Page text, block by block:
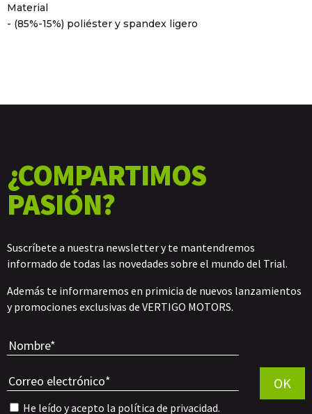
Material
- (85%-15%) poliéster y spandex ligero
¿COMPARTIMOS
PASIÓN?
Suscríbete a nuestra newsletter y te mantendremos
informado de todas las novedades sobre el mundo del Trial.
Además te informaremos en primicia de nuevos lanzamientos
y promociones exclusivas de VERTIGO MOTORS.
He leído y acepto la política de privacidad.
OK